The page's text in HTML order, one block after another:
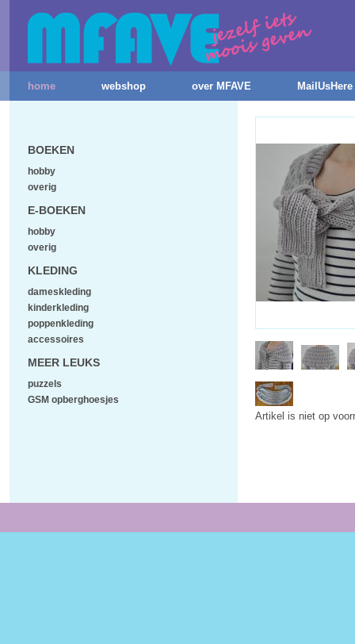
home webshop over MFAVE MailUsHere
Artikel is niet op
BOEKEN
hobby
overig
E-BOEKEN
hobby
overig
KLEDING
dameskleding
kinderkleding
poppenkleding
accessoires
MEER LEUKS
puzzels
GSM opberghoesjes